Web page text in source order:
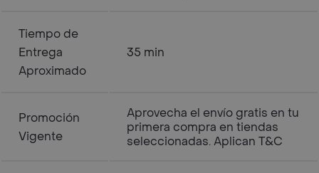
Tiempo de
Entrega
Aproximado
35 min
Promoción
Vigente
Aprovecha el envío gratis en tu
primera compra en tiendas
seleccionadas. Aplican T&C